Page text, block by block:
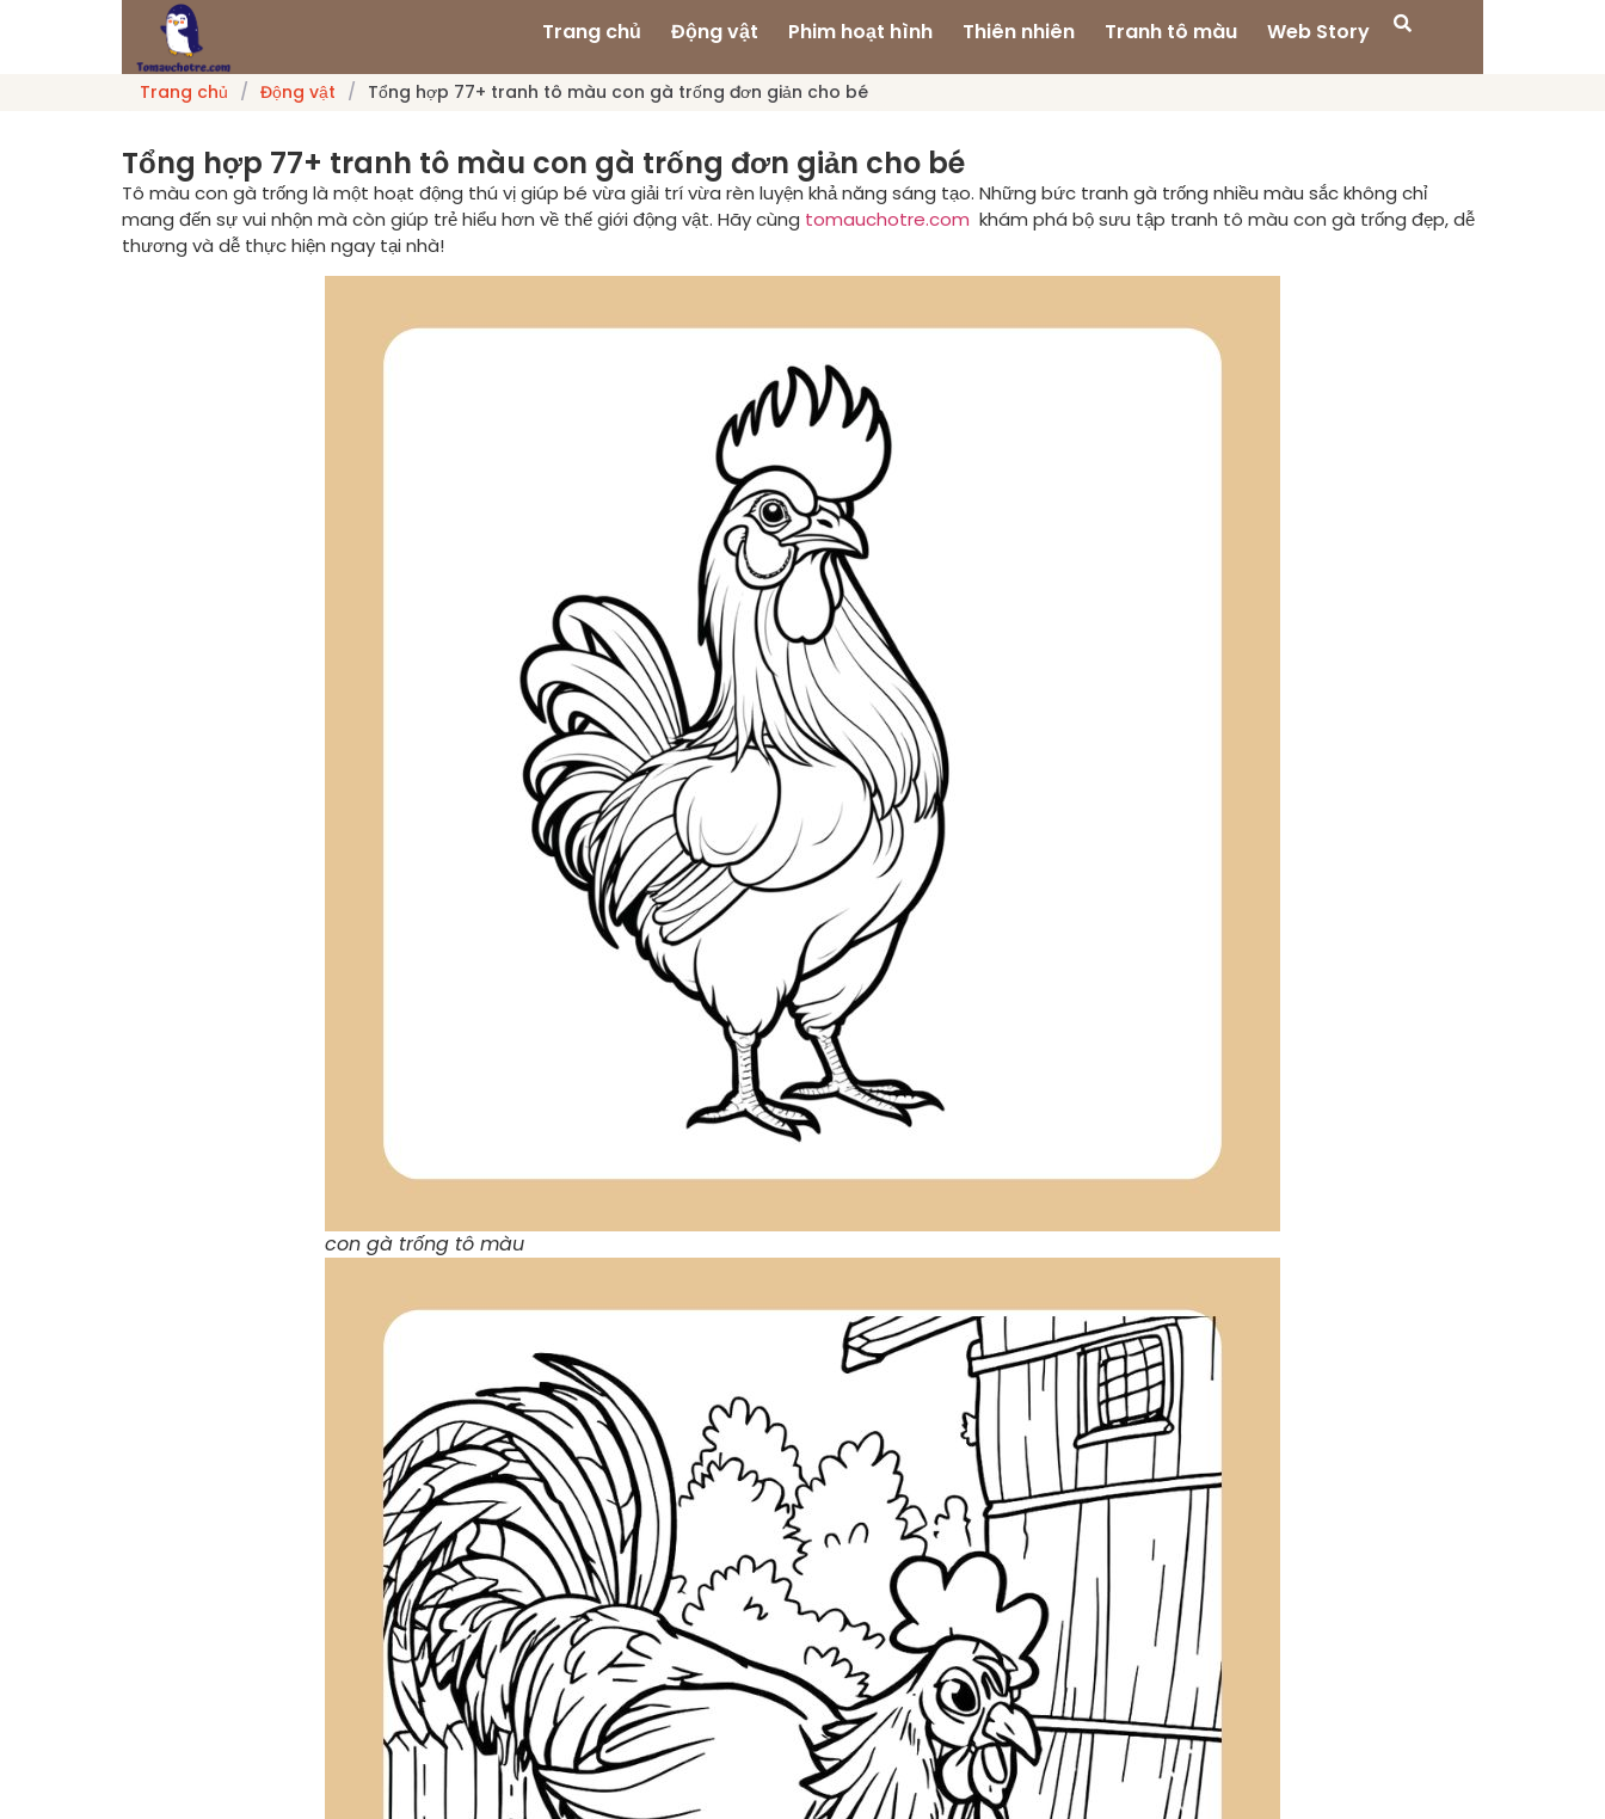
Trang chủ Động vật Phim hoạt hình Thiên nhiên Tranh tô màu Web Story
Trang chủ / Động vật / Tổng hợp 77+ tranh tô màu con gà trống đơn giản cho bé
Tổng hợp 77+ tranh tô màu con gà trống đơn giản cho bé
Tô màu con gà trống là một hoạt động thú vị giúp bé vừa giải trí vừa rèn luyện khả năng sáng tạo. Những bức tranh gà trống nhiều màu sắc không chỉ
mang đến sự vui nhộn mà còn giúp trẻ hiểu hơn về thế giới động vật. Hãy cùng tomauchotre.com khám phá bộ sưu tập tranh tô màu con gà trống đẹp, dễ
thương và dễ thực hiện ngay tại nhà!
con gà trống tô màu